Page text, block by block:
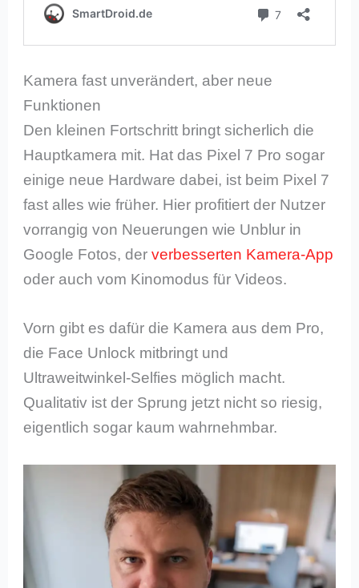
Kamera fast unverändert, aber neue
Funktionen
Den kleinen Fortschritt bringt sicherlich die
Hauptkamera mit. Hat das Pixel 7 Pro sogar
einige neue Hardware dabei, ist beim Pixel 7
fast alles wie früher. Hier profitiert der Nutzer
vorrangig von Neuerungen wie Unblur in
Google Fotos, derverbesserten Kamera-App
oder auch vom Kinomodus für Videos.
Vorn gibt es dafür die Kamera aus dem Pro,
die Face Unlock mitbringt und
Ultraweitwinkel-Selfies möglich macht.
Qualitativ ist der Sprung jetzt nicht so riesig,
eigentlich sogar kaum wahrnehmbar.